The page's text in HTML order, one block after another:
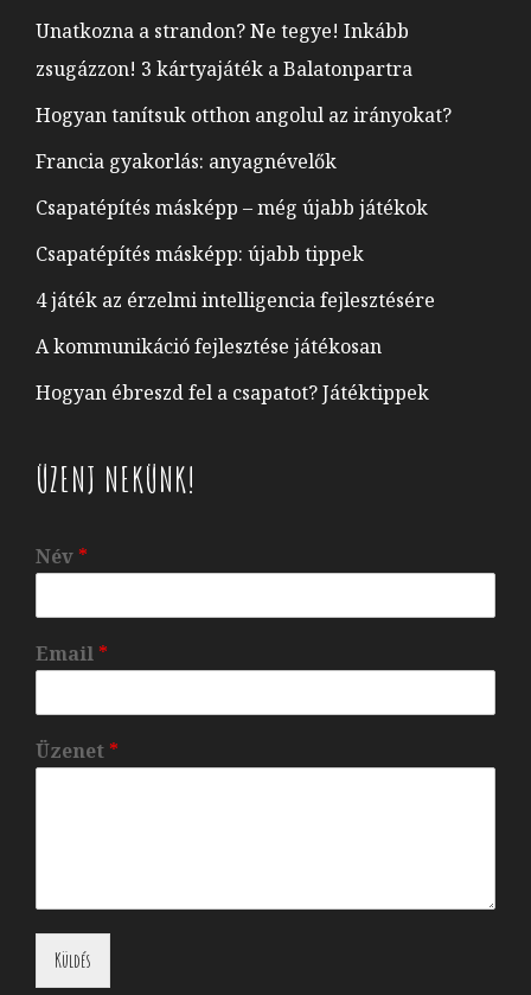
Unatkozna a strandon? Ne tegye! Inkább
zsugázzon! 3 kártyajáték a Balatonpartra
Hogyan tanítsuk otthon angolul az irányokat?
Francia gyakorlás: anyagnévelők
Csapatépítés másképp – még újabb játékok
Csapatépítés másképp: újabb tippek
4 játék az érzelmi intelligencia fejlesztésére
A kommunikáció fejlesztése játékosan
Hogyan ébreszd fel a csapatot? Játéktippek
ÜZENJ NEKÜNK!
Név *
Email *
Üzenet *
Küldés